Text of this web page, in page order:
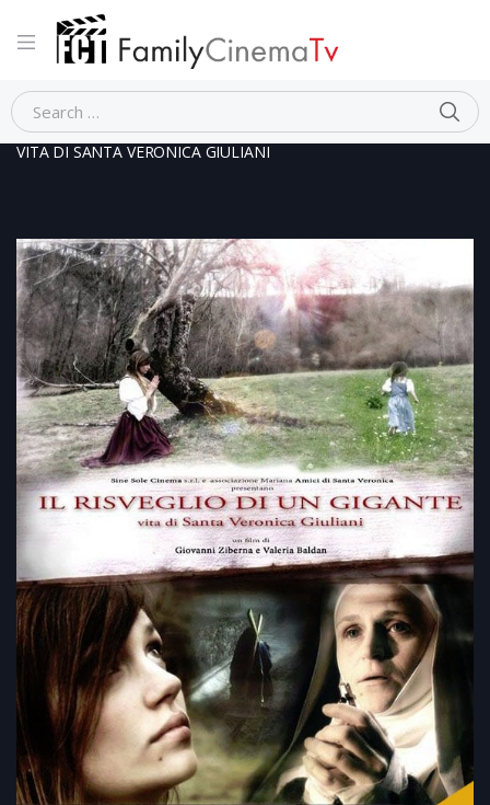
Home Documentario
IL RISVEGLIO DI UN GIGANTE- LA
VITA DI SANTA VERONICA GIULIANI